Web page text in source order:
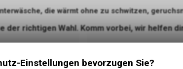
die wärmt ohne zu schwitzen,
der richtigen Wahl. Komm vorbei, wir helfen
Einstellungen bevorzugen Sie?